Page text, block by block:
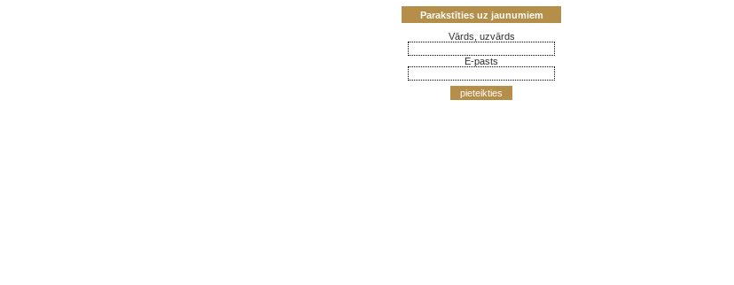
Parakstīties uz jaunumiem
Vārds, uzvārds
E-pasts
pieteikties